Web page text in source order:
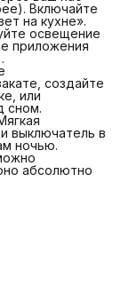
Включайте
на кухне».
освещение
приложения
создайте
или
сном.
выключатель в
ночью.
абсолютно